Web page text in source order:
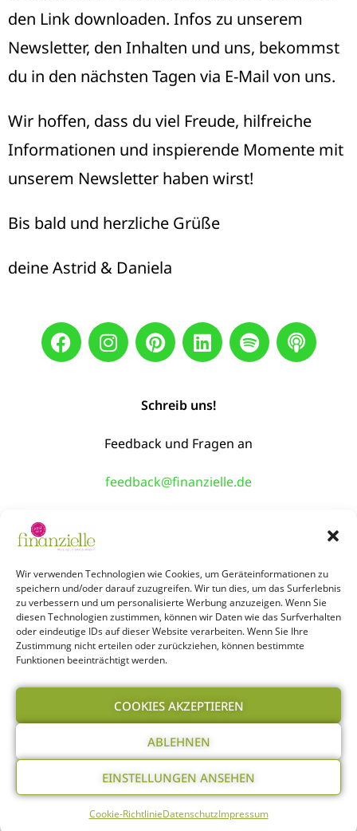
Wir verwenden Technologien wie Cookies, um Geräteinformationen zu
speichern und/oder darauf zuzugreifen. Wir tun dies, um das Surferlebnis
zu verbessern und um personalisierte Werbung anzuzeigen. Wenn Sie
diesen Technologien zustimmen, können wir Daten wie das Surfverhalten
oder eindeutige IDs auf dieser Website verarbeiten. Wenn Sie Ihre
Zustimmung nicht erteilen oder zurückziehen, können bestimmte
Funktionen beeinträchtigt werden.
COOKIES AKZEPTIEREN
ABLEHNEN
EINSTELLUNGEN ANSEHEN
Cookie-RichtlinieDatenschutzImpressum
den Link downloaden. Infos zu unserem
Newsletter, den Inhalten und uns, bekommst
du in den nächsten Tagen via E-Mail von uns.
Wir hoffen, dass du viel Freude, hilfreiche
Informationen und inspierende Momente mit
unserem Newsletter haben wirst!
Bis bald und herzliche Grüße
deine Astrid & Daniela
Schreib uns!
Feedback und Fragen an
feedback@finanzielle.de
Über Uns Shop Workshops Events
Newsletter Podcast Kontakt Jobs
Infos:
ImpressumDatenschutz
Cookie-RichtlinieGlossar
© 2026 finanzielle – WEIL GELD SPASS MACHT